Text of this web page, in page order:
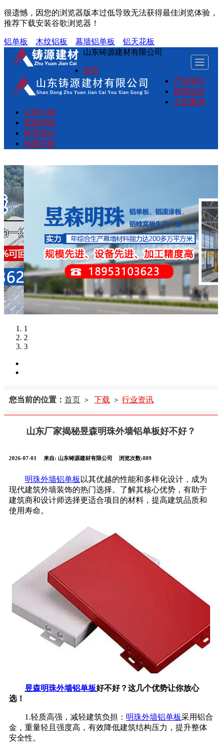
很遗憾，因您的浏览器版本过低导致无法获得最佳浏览体验，
推荐下载安装谷歌浏览器！
铝单板 木纹铝板 幕墙铝单板
铝天花板
山东铸源建材有限公司
首页
产品展示
新闻动态
工程案例
公司介绍
昱森明珠
联系我们
地图导航
1
2
3
您当前的位置： 首页 > 下载 > 行业资讯
山东厂家揭秘昱森明珠外墙铝单板好不好？
2026-07-01 来自: 山东铸源建材有限公司 浏览次数:889
明珠外墙铝单板 以其优越的性能和多样化设计，成为
现代建筑外墙装饰的热门选择。了解其核心优势，有助于
建筑商和设计师选择更适合项目的材料，提高建筑品质和
使用寿命。
昱森明珠外墙铝单板好不好？这几个优势让你放心
选！
1.轻质高强，减轻建筑负担： 明珠外墙铝单板采用铝合
金，重量轻且强度高，有效降低建筑结构压力，提升整体
安全性。